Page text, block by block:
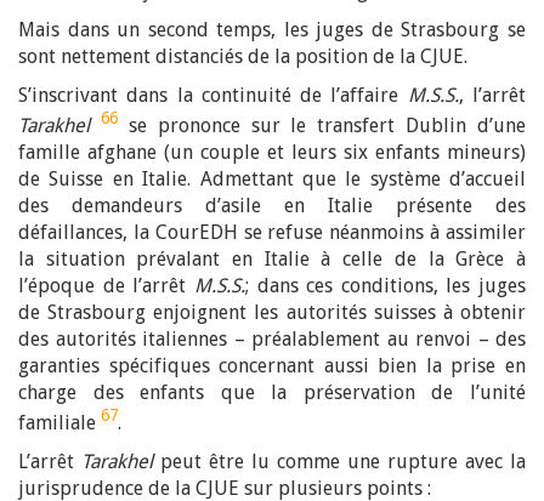
Mais dans un second temps, les juges de Strasbourg se
sont nettement distanciés de la position de la CJUE.
S’inscrivant dans la continuité de l’affaire M.S.S., l’arrêt
Tarakhel 66se prononce sur le transfert Dublin d’une
famille afghane (un couple et leurs six enfants mineurs)
de Suisse en Italie. Admettant que le système d’accueil
des demandeurs d’asile en Italie présente des
défaillances, la CourEDH se refuse néanmoins à assimiler
la situation prévalant en Italie à celle de la Grèce à
l’époque de l’arrêt M.S.S.; dans ces conditions, les juges
de Strasbourg enjoignent les autorités suisses à obtenir
des autorités italiennes – préalablement au renvoi – des
garanties spécifiques concernant aussi bien la prise en
charge des enfants que la préservation de l’unité
familiale 67.
L’arrêt Tarakhelpeut être lu comme une rupture avec la
jurisprudence de la CJUE sur plusieurs points :